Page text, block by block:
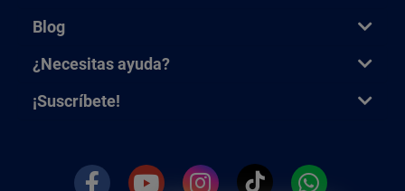
Blog
¿Necesitas ayuda?
¡Suscríbete!